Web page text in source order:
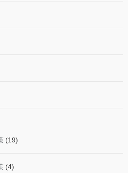
(19)
(4)